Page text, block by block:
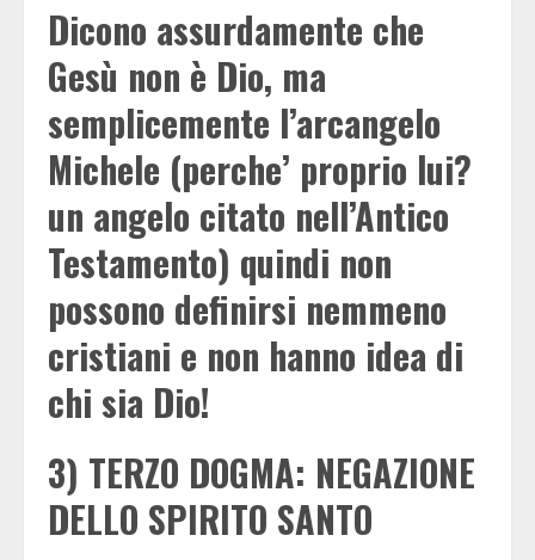
Dicono assurdamente che
Gesù non è Dio, ma
semplicemente l’arcangelo
Michele (perche’ proprio lui?
un angelo citato nell’Antico
Testamento) quindi non
possono definirsi nemmeno
cristiani e non hanno idea di
chi sia Dio!
3) TERZO DOGMA: NEGAZIONE
DELLO SPIRITO SANTO